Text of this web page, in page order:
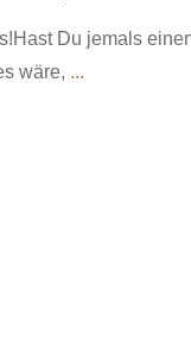
Du jemals
wäre, ...